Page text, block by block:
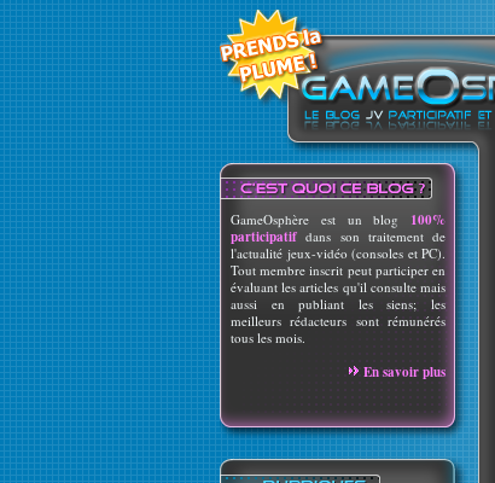
GameOsphère est un blog 100%
participatif dans son traitement de
l'actualité jeux-vidéo (consoles et PC).
Tout membre inscrit peut participer en
évaluant les articles qu'il consulte mais
aussi en publiant les siens; les
meilleurs rédacteurs sont rémunérés
tous les mois.
En savoir plus